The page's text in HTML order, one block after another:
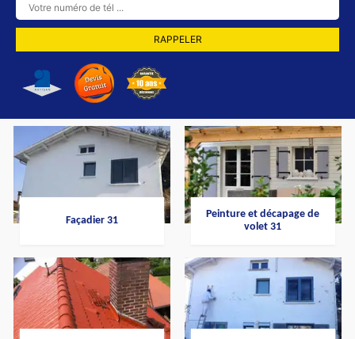
Façadier 31
Peinture et décapage de
volet 31